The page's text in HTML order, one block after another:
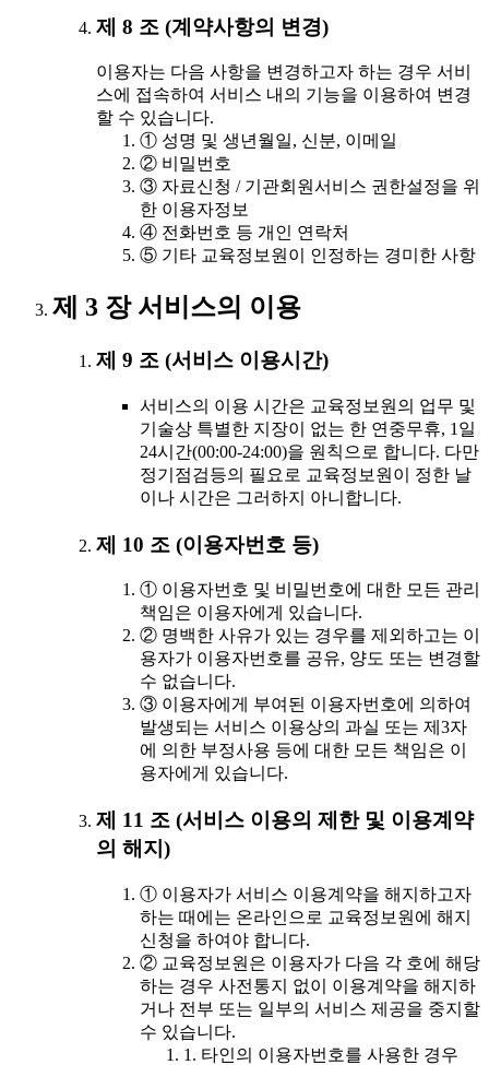
제 8 조 (계약사항의 변경)
이용자는 다음 사항을 변경하고자 하는 경우 서비
스에 접속하여 서비스 내의 기능을 이용하여 변경
할 수 있습니다.
① 성명 및 생년월일, 신분, 이메일
② 비밀번호
③ 자료신청 / 기관회원서비스 권한설정을 위
한 이용자정보
④ 전화번호 등 개인 연락처
⑤ 기타 교육정보원이 인정하는 경미한 사항
제 3 장 서비스의 이용
제 9 조 (서비스 이용시간)
서비스의 이용 시간은 교육정보원의 업무 및
기술상 특별한 지장이 없는 한 연중무휴, 1일
24시간(00:00-24:00)을 원칙으로 합니다. 다만
정기점검등의 필요로 교육정보원이 정한 날
이나 시간은 그러하지 아니합니다.
제 10 조 (이용자번호 등)
① 이용자번호 및 비밀번호에 대한 모든 관리
책임은 이용자에게 있습니다.
② 명백한 사유가 있는 경우를 제외하고는 이
용자가 이용자번호를 공유, 양도 또는 변경할
수 없습니다.
③ 이용자에게 부여된 이용자번호에 의하여
발생되는 서비스 이용상의 과실 또는 제3자
에 의한 부정사용 등에 대한 모든 책임은 이
용자에게 있습니다.
제 11 조 (서비스 이용의 제한 및 이용계약
의 해지)
① 이용자가 서비스 이용계약을 해지하고자
하는 때에는 온라인으로 교육정보원에 해지
신청을 하여야 합니다.
② 교육정보원은 이용자가 다음 각 호에 해당
하는 경우 사전통지 없이 이용계약을 해지하
거나 전부 또는 일부의 서비스 제공을 중지할
수 있습니다.
1. 타인의 이용자번호를 사용한 경우